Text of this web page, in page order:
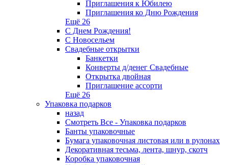
Приглашения к Юбилею
Приглашения ко Дню Рождения
Ещё 26
С Днем Рождения!
С Новосельем
Свадебные открытки
Банкетки
Конверты д/денег Свадебные
Открытка двойная
Приглашение ассорти
Ещё 26
Упаковка подарков
назад
Смотреть Все - Упаковка подарков
Банты упаковочные
Бумага упаковочная листовая или в рулонах
Декоративная тесьма, лента, шнур, скотч
Коробка упаковочная